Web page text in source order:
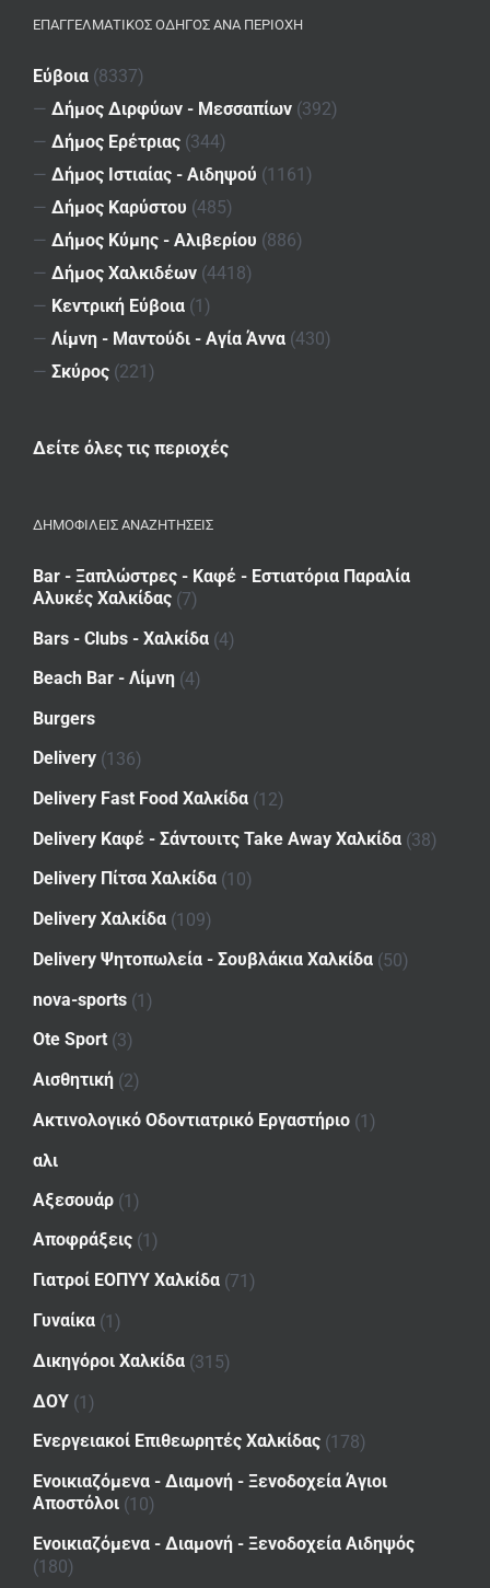
ΕΠΑΓΓΕΛΜΑΤΙΚΌΣ ΟΔΗΓΌΣ ΑΝΆ ΠΕΡΙΟΧΉ
Εύβοια (8337)
— Δήμος Διρφύων - Μεσσαπίων (392)
— Δήμος Ερέτριας (344)
— Δήμος Ιστιαίας - Αιδηψού (1161)
— Δήμος Καρύστου (485)
— Δήμος Κύμης - Αλιβερίου (886)
— Δήμος Χαλκιδέων (4418)
— Κεντρική Εύβοια (1)
— Λίμνη - Μαντούδι - Αγία Άννα (430)
— Σκύρος (221)
Δείτε όλες τις περιοχές
ΔΗΜΟΦΙΛΕΙΣ ΑΝΑΖΗΤΗΣΕΙΣ
Bar - Ξαπλώστρες - Καφέ - Εστιατόρια Παραλία
Αλυκές Χαλκίδας (7)
Bars - Clubs - Χαλκίδα (4)
Beach Bar - Λίμνη (4)
Burgers
Delivery (136)
Delivery Fast Food Χαλκίδα (12)
Delivery Καφέ - Σάντουιτς Take Away Χαλκίδα (38)
Delivery Πίτσα Χαλκίδα (10)
Delivery Χαλκίδα (109)
Delivery Ψητοπωλεία - Σουβλάκια Χαλκίδα (50)
nova-sports (1)
Ote Sport (3)
Αισθητική (2)
Ακτινολογικό Οδοντιατρικό Εργαστήριο (1)
αλι
Αξεσουάρ (1)
Αποφράξεις (1)
Γιατροί ΕΟΠΥΥ Χαλκίδα (71)
Γυναίκα (1)
Δικηγόροι Χαλκίδα (315)
ΔΟΥ (1)
Ενεργειακοί Επιθεωρητές Χαλκίδας (178)
Ενοικιαζόμενα - Διαμονή - Ξενοδοχεία Άγιοι
Αποστόλοι (10)
Ενοικιαζόμενα - Διαμονή - Ξενοδοχεία Αιδηψός
(180)